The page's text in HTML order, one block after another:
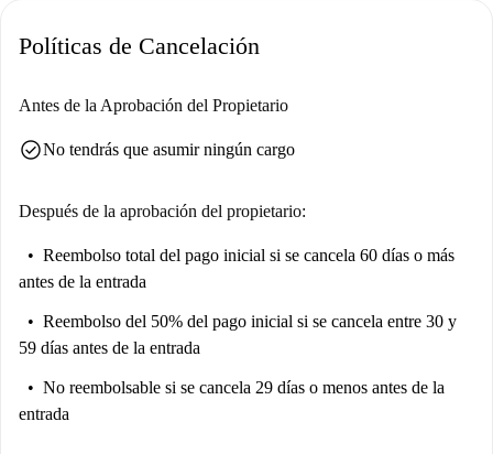
propiedad, garantizando su calidad y estándares.
interés destacados. Sumérgete en la cultura parisina con atracciones
Molière, la Estatua del Gran Asistente y más, todo a un corto paseo. El
inspiración artística y una conexión con el corazón de París. Con su
garantiza una estadía placentera.
Políticas de Cancelación
Antes de la Aprobación del Propietario
check_circleNo tendrás que asumir ningún cargo
Después de la aprobación del propietario:
Reembolso total del pago inicial si se cancela 60 días o más
antes de la entrada
Reembolso del 50% del pago inicial si se cancela entre 30 y
59 días antes de la entrada
No reembolsable si se cancela 29 días o menos antes de la
entrada